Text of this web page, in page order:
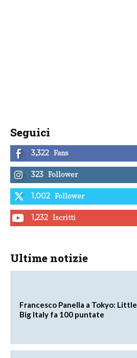
Seguici
3,322 Fans
323 Follower
1,002 Follower
1,232 Iscritti
Ultime notizie
Francesco Panella a Tokyo: Little
Big Italy fa 100 puntate